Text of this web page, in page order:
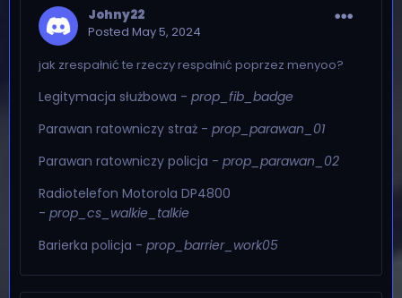
Johny22
Posted May 5, 2024
jak zrespałnić te rzeczy respałnić poprzez menyoo?
Legitymacja służbowa - prop_fib_badge
Parawan ratowniczy straż - prop_parawan_01
Parawan ratowniczy policja - prop_parawan_02
Radiotelefon Motorola DP4800
- prop_cs_walkie_talkie
Barierka policja - prop_barrier_work05